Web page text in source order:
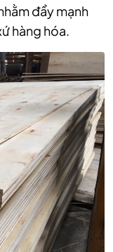
đẩy mạnh
hàng hóa.